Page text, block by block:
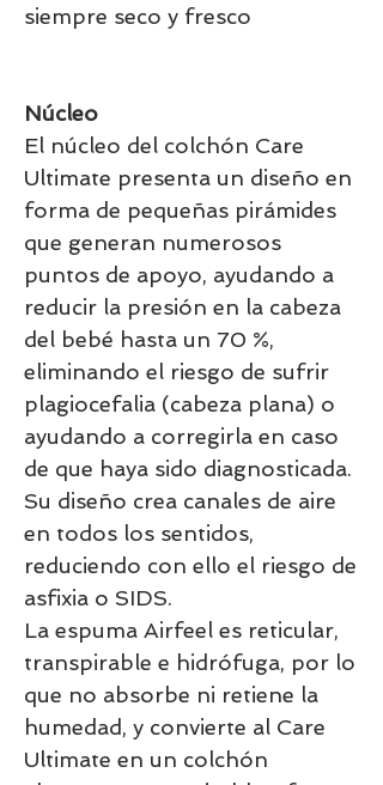
siempre seco y fresco
Núcleo
El núcleo del colchón Care
Ultimate presenta un diseño en
forma de pequeñas pirámides
que generan numerosos
puntos de apoyo, ayudando a
reducir la presión en la cabeza
del bebé hasta un 70 %,
eliminando el riesgo de sufrir
plagiocefalia (cabeza plana) o
ayudando a corregirla en caso
de que haya sido diagnosticada.
Su diseño crea canales de aire
en todos los sentidos,
reduciendo con ello el riesgo de
asfixia o SIDS.
La espuma Airfeel es reticular,
transpirable e hidrófuga, por lo
que no absorbe ni retiene la
humedad, y convierte al Care
Ultimate en un colchón